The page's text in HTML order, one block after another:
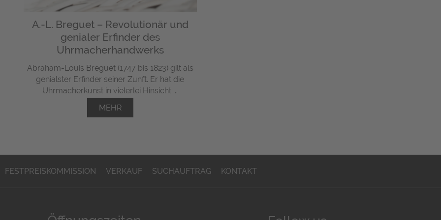
A.-L. Breguet – Revolutionär und
genialer Erfinder des
Uhrmacherhandwerks
Abraham-Louis Breguet (1747 bis 1823) gilt als
genialster Erfinder seiner Zunft. Er hat die
Uhrmacherkunst in vielerlei Hinsicht ...
MEHR
FESTPREISKOMMISSION VERKAUF SUCHAUFTRAG KONTAKT